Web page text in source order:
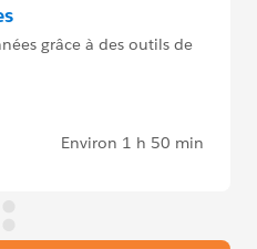
grâce à des outils de
Environ 1 h 50 min